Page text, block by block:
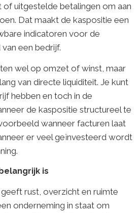
uitgestelde betalingen om aan
Dat maakt de kaspositie een
indicatoren voor de
een bedrijf.
wel op omzet of winst, maar
van directe liquiditeit. Je kunt
hebben en toch in de
de kaspositie structureel te
wanneer facturen laat
er veel geïnvesteerd wordt
is
rust, overzicht en ruimte
onderneming in staat om